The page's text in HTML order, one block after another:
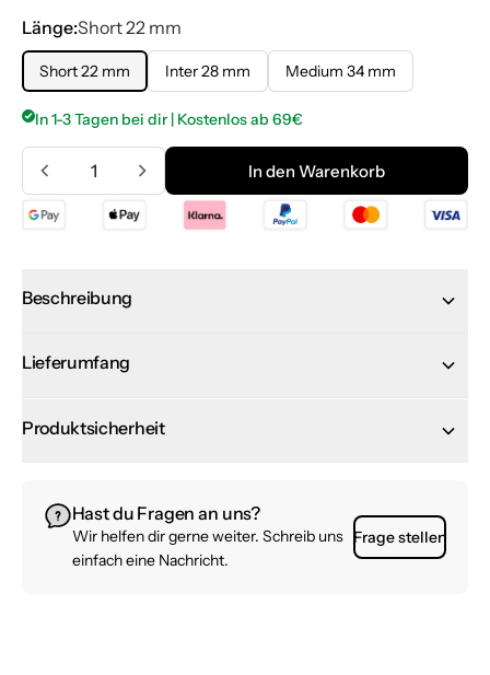
Länge:Short 22 mm
Short 22 mm Inter 28 mm Medium 34 mm
In 1-3 Tagen bei dir | Kostenlos ab 69€
Menge
In den Warenkorb
In den Warenkorb
Beschreibung
Lieferumfang
Produktsicherheit
Hast du Fragen an uns?
Wir helfen dir gerne weiter. Schreib uns
einfach eine Nachricht.
Frage stellen